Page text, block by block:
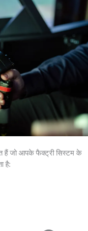
हैं जो आपके फैक्ट्री सिस्टम के
है: